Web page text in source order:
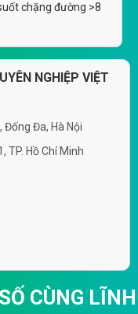
chặng đường >8
NGHIỆP VIỆT
Đống Đa, Hà Nội
TP. Hồ Chí Minh
CÙNG LĨNH